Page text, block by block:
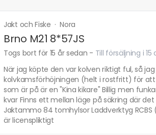
Jakt och Fiske ·Nora
Brno M21 8*57JS
Togs bort för 15 år sedan - Till försäljning i 15
När jag köpte den var kolven riktigt ful, så
kolvkamsförhöjningen (helt i rostfritt) för att
som är på är en "Kina kikare" Billig men
kvar Finns ett mellan läge på säkring där
Jaktammo 84 tomhylsor Laddverktyg
är licenspliktigt